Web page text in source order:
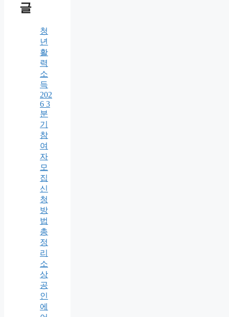
글
청
년
활
력
소
득
202
6 3
분
기
참
여
자
모
집
신
청
방
법
총
정
리
소
상
공
인
에